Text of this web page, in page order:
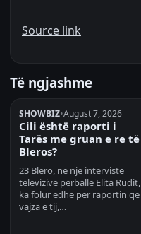
Source link
Të ngjashme
SHOWBIZ•August 7, 2026
Cili është raporti i
Tarës me gruan e re të
Bleros?
23 Blero, në një intervistë
televizive përballë Elita Rudit,
ka folur edhe për raportin që
vajza e tij,…